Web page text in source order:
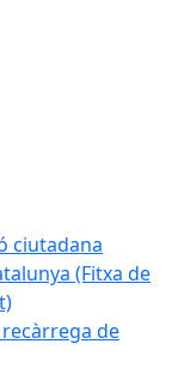
ciutadana
(Fitxa de
de